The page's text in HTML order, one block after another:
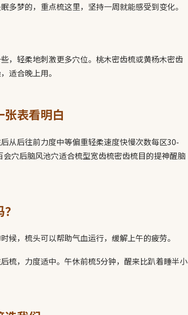
多梦的，重点梳这里，坚持一周就能感受到变化。
，轻柔地刺激更多穴位。桃木密齿梳或黄杨木密齿
适合晚上用。
表看明白
从后往前力度中等偏重轻柔速度快慢次数每区30-
穴后脑风池穴适合梳型宽齿梳密齿梳目的提神醒脑
候，梳头可以帮助气血运行，缓解上午的疲劳。
梳，力度适中。午休前梳5分钟，醒来比趴着睡半小